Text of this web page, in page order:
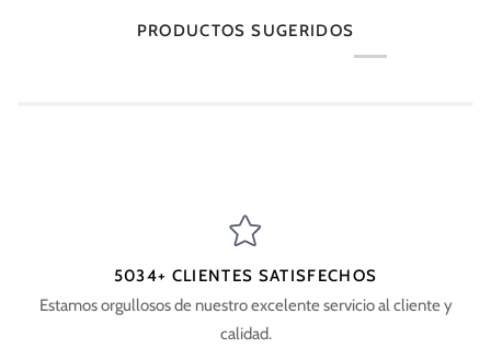
PRODUCTOS SUGERIDOS
5034+ CLIENTES SATISFECHOS
Estamos orgullosos de nuestro excelente servicio al cliente y
calidad.